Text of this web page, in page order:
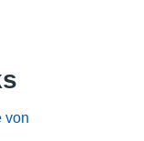
von